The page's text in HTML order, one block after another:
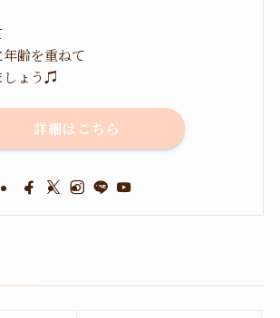
齢を重ねて
しょう♫
詳細はこちら